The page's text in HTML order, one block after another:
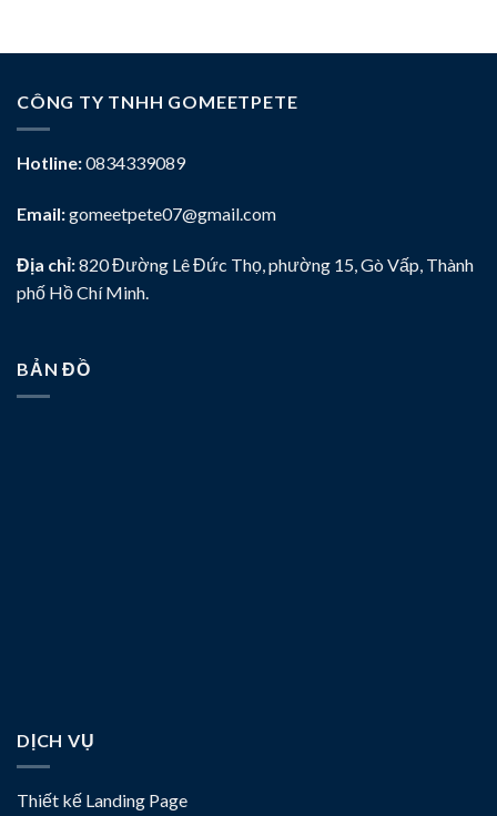
CÔNG TY TNHH GOMEETPETE
Hotline:0834339089
Email:gomeetpete07@gmail.com
Địa chỉ:820 Đường Lê Đức Thọ, phường 15, Gò Vấp, Thành
phố Hồ Chí Minh.
BẢN ĐỒ
DỊCH VỤ
Thiết kế Landing Page